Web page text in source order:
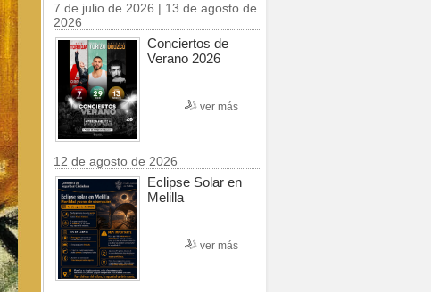
7 de julio de 2026 | 13 de agosto de
2026
Conciertos de
Verano 2026
ver más
12 de agosto de 2026
Eclipse Solar en
Melilla
ver más